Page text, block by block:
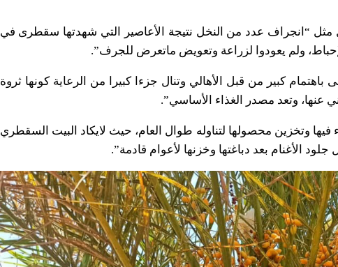
“انجراف عدد من النخل نتيجة الأعاصير التي شهدتها سقطرى في
ولم يعودوا لزراعة وتعويض ماتعرض للجرف”.
كبير من قبل الأهالي وتنال جزءا كبيرا من الرعاية كونها ثروة
عنها، وتعد مصدر الغذاء الأساسي”.
وتخزين محصولها لتناوله طوال العام، حيث لايكاد البيت السقطري
الأغنام بعد دباغتها وخزنها لأعوام قادمة”.